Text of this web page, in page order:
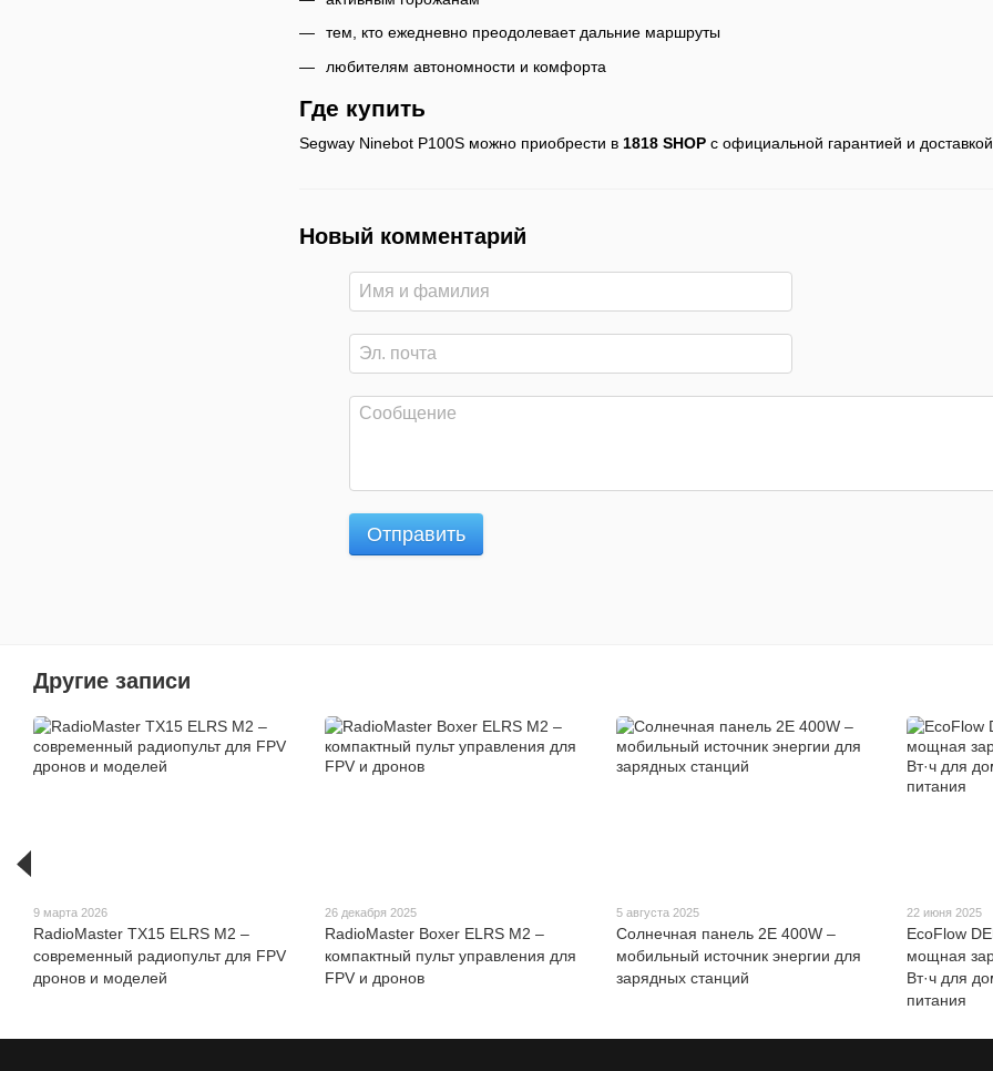
тем, кто ежедневно преодолевает дальние маршруты
любителям автономности и комфорта
Где купить
Segway Ninebot P100S можно приобрести в 1818 SHOP с официальной гарантией и
Новый комментарий
Отправить
Другие записи
9 марта 2026
RadioMaster TX15 ELRS M2 –
современный радиопульт для FPV
дронов и моделей
26 декабря 2025
RadioMaster Boxer ELRS M2 –
компактный пульт управления для
FPV и дронов
5 августа 2025
Солнечная панель 2E 400W –
мобильный источник энергии для
зарядных станций
22 июня 2025
EcoFlow
мощная
Вт·ч для
питания